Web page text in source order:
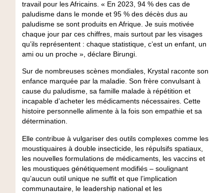
travail pour les Africains. « En 2023, 94 % des cas de
paludisme dans le monde et 95 % des décès dus au
paludisme se sont produits en Afrique. Je suis motivée
chaque jour par ces chiffres, mais surtout par les visages
qu’ils représentent : chaque statistique, c’est un enfant, un
ami ou un proche », déclare Birungi.
Sur de nombreuses scènes mondiales, Krystal raconte son
enfance marquée par la maladie. Son frère convulsant à
cause du paludisme, sa famille malade à répétition et
incapable d’acheter les médicaments nécessaires. Cette
histoire personnelle alimente à la fois son empathie et sa
détermination.
Elle contribue à vulgariser des outils complexes comme les
moustiquaires à double insecticide, les répulsifs spatiaux,
les nouvelles formulations de médicaments, les vaccins et
les moustiques génétiquement modifiés – soulignant
qu’aucun outil unique ne suffit et que l’implication
communautaire, le leadership national et les